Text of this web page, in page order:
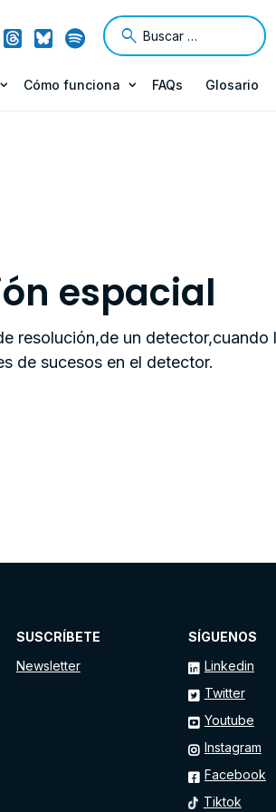
Cómo funciona FAQs Glosario
espacial
resolución,de un detector,cuando
de sucesos en el detector.
SUSCRÍBETE
Newsletter
SÍGUENOS
Linkedin
Twitter
Youtube
Instagram
Facebook
Tiktok